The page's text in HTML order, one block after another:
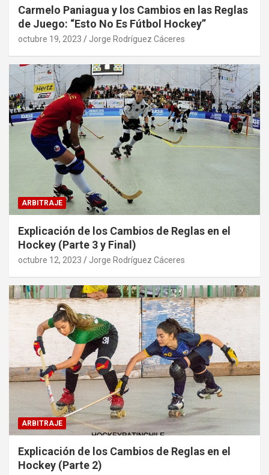
Carmelo Paniagua y los Cambios en las Reglas
de Juego: “Esto No Es Fútbol Hockey”
octubre 19, 2023 Jorge Rodríguez Cáceres
ARBITRAJE
Explicación de los Cambios de Reglas en el
Hockey (Parte 3 y Final)
octubre 12, 2023 Jorge Rodríguez Cáceres
ARBITRAJE
Explicación de los Cambios de Reglas en el
Hockey (Parte 2)